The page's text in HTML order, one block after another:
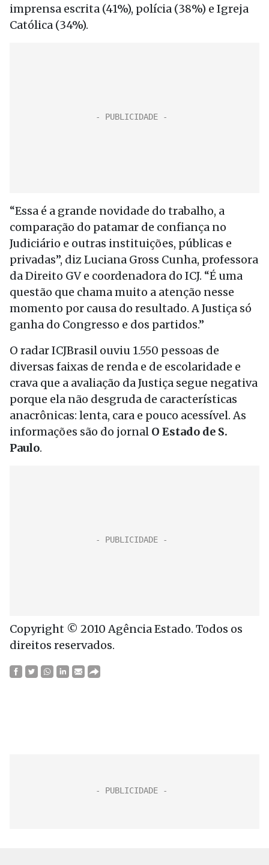
imprensa escrita (41%), polícia (38%) e Igreja
Católica (34%).
“Essa é a grande novidade do trabalho, a
comparação do patamar de confiança no
Judiciário e outras instituições, públicas e
privadas”, diz Luciana Gross Cunha, professora
da Direito GV e coordenadora do ICJ. “É uma
questão que chama muito a atenção nesse
momento por causa do resultado. A Justiça só
ganha do Congresso e dos partidos.”
O radar ICJBrasil ouviu 1.550 pessoas de
diversas faixas de renda e de escolaridade e
crava que a avaliação da Justiça segue negativa
porque ela não desgruda de características
anacrônicas: lenta, cara e pouco acessível. As
informações são do jornal O Estado de S.
Paulo.
Copyright © 2010 Agência Estado. Todos os
direitos reservados.